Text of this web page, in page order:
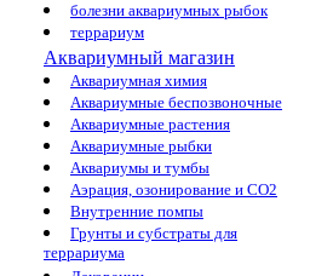
болезни аквариумных рыбок
террариум
Аквариумный магазин
Аквариумная химия
Аквариумные беспозвоночные
Аквариумные растения
Аквариумные рыбки
Аквариумы и тумбы
Аэрация, озонирование и CO2
Внутренние помпы
Грунты и субстраты для
террариума